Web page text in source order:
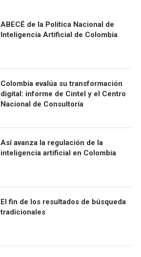
ABECÉ de la Política Nacional de
Inteligencia Artificial de Colombia
Colombia evalúa su transformación
digital: informe de Cintel y el Centro
Nacional de Consultoría
Así avanza la regulación de la
inteligencia artificial en Colombia
El fin de los resultados de búsqueda
tradicionales